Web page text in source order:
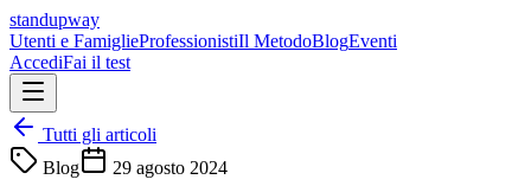
standupway
Utenti e FamiglieProfessionistiIl MetodoBlogEventi
AccediFai il test
Tutti gli articoli
Blog
29 agosto 2024